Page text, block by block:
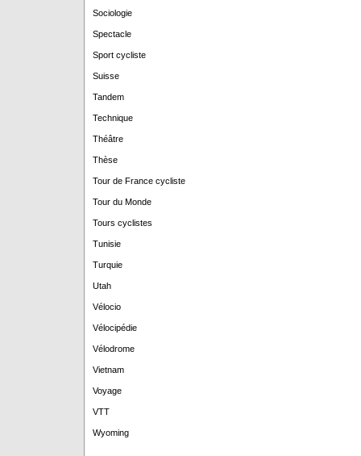
Sociologie
Spectacle
Sport cycliste
Suisse
Tandem
Technique
Théâtre
Thèse
Tour de France cycliste
Tour du Monde
Tours cyclistes
Tunisie
Turquie
Utah
Vélocio
Vélocipédie
Vélodrome
Vietnam
Voyage
VTT
Wyoming